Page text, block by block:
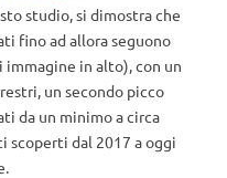
studio, si dimostra che
fino ad allora seguono
immagine in alto), con un
un secondo picco
da un minimo a circa
scoperti dal 2017 a oggi